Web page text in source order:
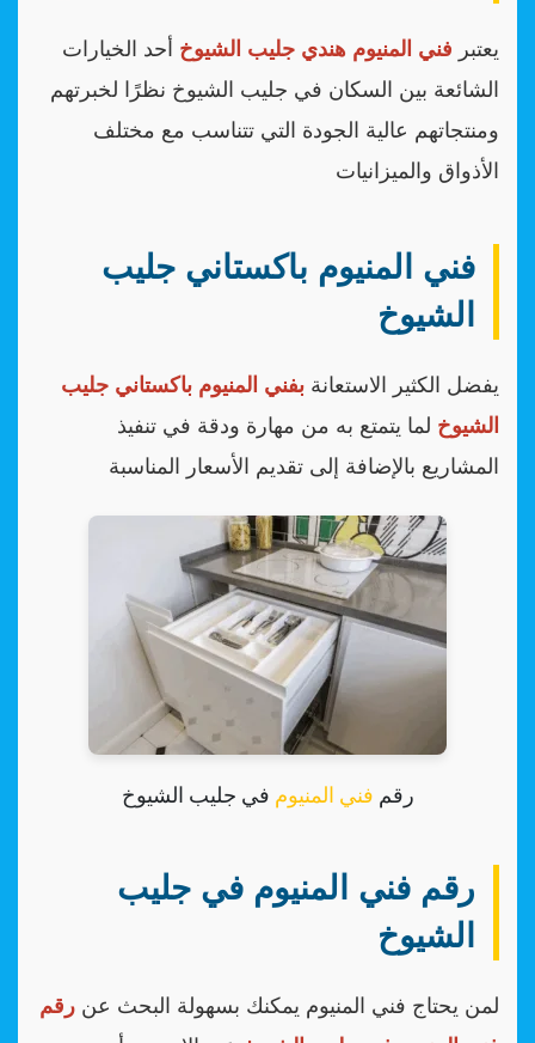
يعتبر فني المنيوم هندي جليب الشيوخ أحد الخيارات
الشائعة بين السكان في جليب الشيوخ نظرًا لخبرتهم
ومنتجاتهم عالية الجودة التي تتناسب مع مختلف
الأذواق والميزانيات
فني المنيوم باكستاني جليب
الشيوخ
يفضل الكثير الاستعانة بفني المنيوم باكستاني جليب
الشيوخ لما يتمتع به من مهارة ودقة في تنفيذ
المشاريع بالإضافة إلى تقديم الأسعار المناسبة
رقم فني المنيوم في جليب الشيوخ
رقم فني المنيوم في جليب
الشيوخ
لمن يحتاج فني المنيوم يمكنك بسهولة البحث عن رقم